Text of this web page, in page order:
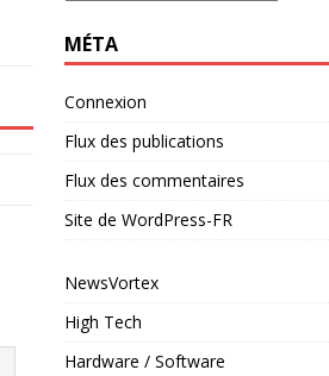
MÉTA
Connexion
Flux des publications
Flux des commentaires
Site de WordPress-FR
NewsVortex
High Tech
Hardware / Software